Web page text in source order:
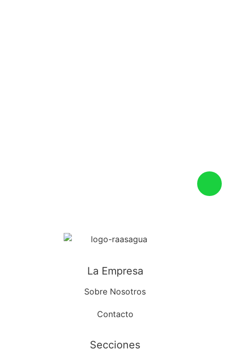
La Empresa
Sobre Nosotros
Contacto
Secciones